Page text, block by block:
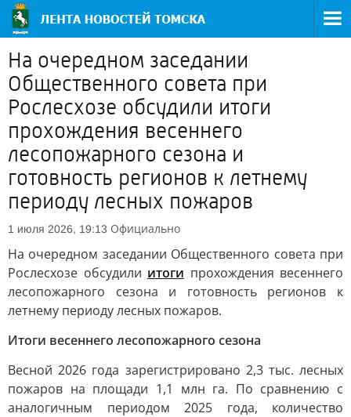
На очередном заседании
Общественного совета при
Рослесхозе обсудили итоги
прохождения весеннего
лесопожарного сезона и
готовность регионов к летнему
периоду лесных пожаров
1 июля 2026, 19:13 Официально
На очередном заседании Общественного совета при
Рослесхозе обсудили итоги прохождения весеннего
лесопожарного сезона и готовность регионов к
летнему периоду лесных пожаров.
Итоги весеннего лесопожарного сезона
Весной 2026 года зарегистрировано 2,3 тыс. лесных
пожаров на площади 1,1 млн га. По сравнению с
аналогичным периодом 2025 года, количество